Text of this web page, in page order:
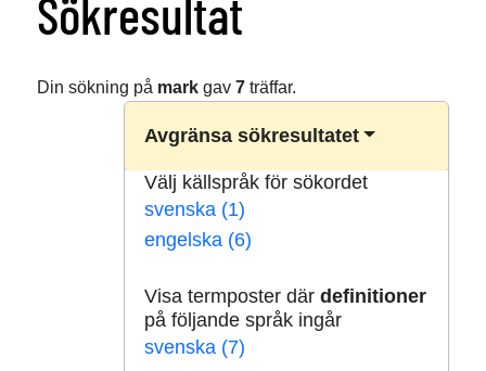
Sökresultat
Din sökning på markgav 7träffar.
Avgränsa sökresultatet
Välj källspråk för sökordet
svenska (1)
engelska (6)
Visa termposter där definitioner
på följande språk ingår
svenska (7)